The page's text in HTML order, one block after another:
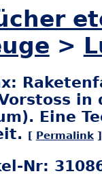
>
in
Eine
[ Permalink]
Nr: